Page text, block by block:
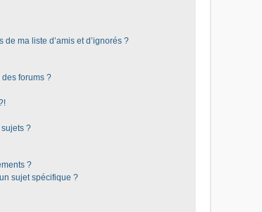
ma liste d’amis et d’ignorés ?
forums ?
?
?
sujet spécifique ?